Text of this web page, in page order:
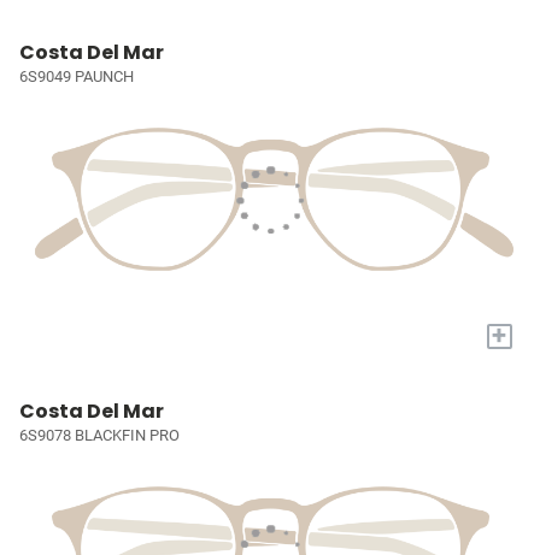
Costa Del Mar
6S9049 PAUNCH
+
Costa Del Mar
6S9078 BLACKFIN PRO